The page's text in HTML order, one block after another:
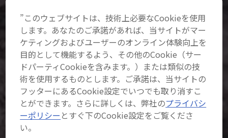
”このウェブサイトは、技術上必要なCookieを使用
します。あなたのご承諾があれば、当サイトがマー
ケティングおよびユーザーのオンライン体験向上を
目的として機能するよう、その他のCookie（サー
ドパーティCookieを含みます。）または類似の技
術を使用するものとします。ご承諾は、当サイトの
フッターにあるCookie設定でいつでも取り消すこ
とができます。さらに詳しくは、弊社のプライバシ
ーポリシー とすぐ下のCookie設定をご覧くださ
い。